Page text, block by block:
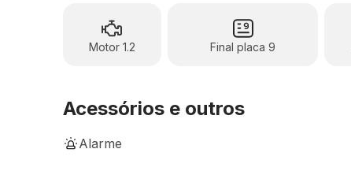
Motor 1.2 Final placa 9
Acessórios e outros
Alarme